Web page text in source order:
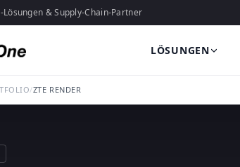
& Supply-Chain-Partner
LÖSUNGEN
/ZTE RENDER